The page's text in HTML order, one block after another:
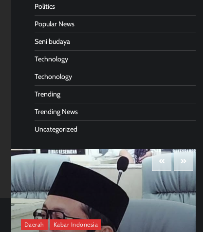
Politics
Popular News
Seni budaya
Technology
Techonology
Trending
Trending News
Uncategorized
Daerah Kabar Indonesia